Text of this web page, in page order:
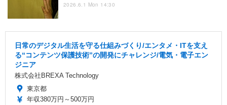
2026.6.1 Mon 14:30
日常のデジタル生活を守る仕組みづくり/エンタメ・ITを支え
る“コンテンツ保護技術”の開発にチャレンジ/電気・電子エン
ジニア
株式会社BREXA Technology
東京都
年収380万円～500万円